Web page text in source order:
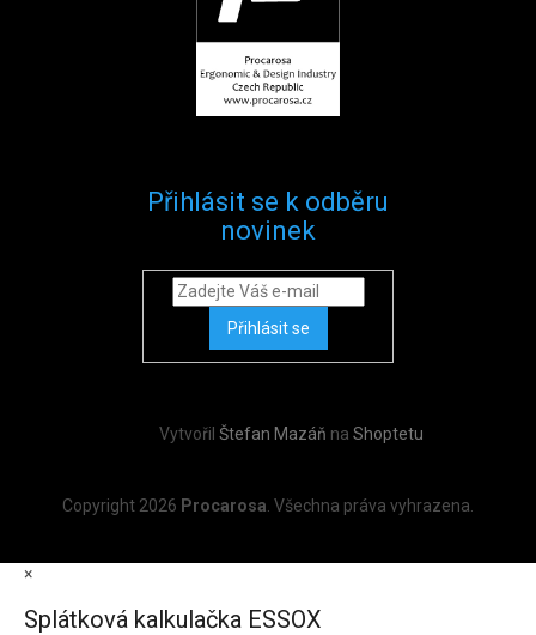
Přihlásit se k odběru
novinek
Přihlásit se
Vytvořil Štefan Mazáň na Shoptetu
Copyright 2026 Procarosa. Všechna práva vyhrazena.
×
Splátková kalkulačka ESSOX